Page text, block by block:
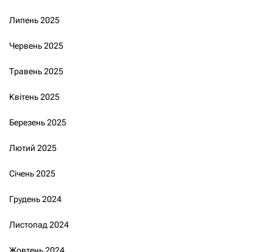
Липень 2025
Червень 2025
Травень 2025
Квітень 2025
Березень 2025
Лютий 2025
Січень 2025
Грудень 2024
Листопад 2024